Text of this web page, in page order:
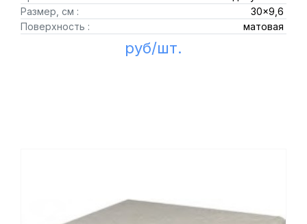
Размер, см :
30x9,6
Поверхность :
матовая
руб/шт.